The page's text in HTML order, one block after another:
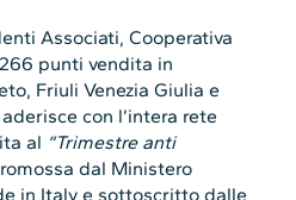
Associati, Cooperativa
punti vendita in
Friuli Venezia Giulia e
con l’intera rete
al “Trimestre anti
dal Ministero
in Italy e sottoscritto dalle